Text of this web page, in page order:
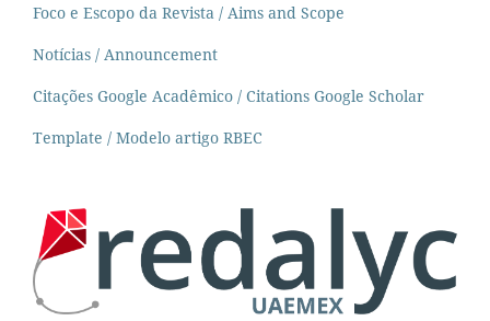
Foco e Escopo da Revista / Aims and Scope
Notícias / Announcement
Citações Google Acadêmico / Citations Google Scholar
Template / Modelo artigo RBEC